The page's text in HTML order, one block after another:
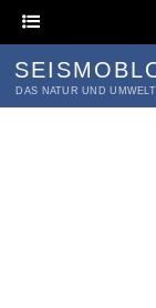
DAS NATUR UND